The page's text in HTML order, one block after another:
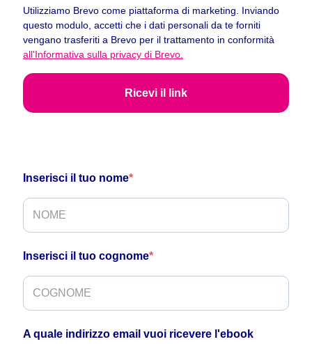
Utilizziamo Brevo come piattaforma di marketing. Inviando
questo modulo, accetti che i dati personali da te forniti
vengano trasferiti a Brevo per il trattamento in conformità
all'Informativa sulla privacy di Brevo.
Ricevi il link
Inserisci il tuo nome
Inserisci il tuo cognome
A quale indirizzo email vuoi ricevere l'ebook